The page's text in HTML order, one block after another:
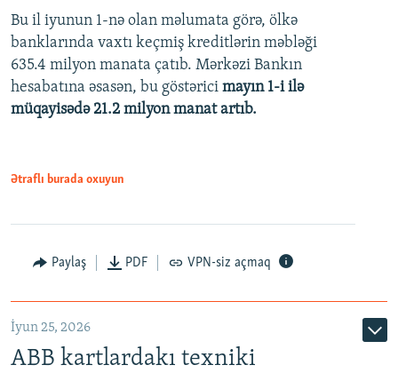
Auto 240p 360p 480p
720p 1080p
360p
480p
720p
Bu il iyunun 1-nə olan məlumata görə, ölkə
banklarında vaxtı keçmiş kreditlərin məbləği
635.4 milyon manata çatıb. Mərkəzi Bankın
hesabatına əsasən, bu göstərici mayın 1-i ilə
müqayisədə 21.2 milyon manat artıb.
Ətraflı burada oxuyun
Paylaş PDF VPN-siz açmaq
İyun 25, 2026
ABB kartlardakı texniki